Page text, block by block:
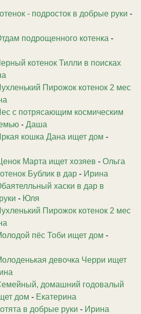
- подросток в добрые руки -
подрощенного котенка -
котенок Тилли в поисках
Пирожок котенок 2 мес
с потрясающим космическим
- Даша
кошка Дана ищет дом -
Марта ищет хозяев - Ольга
Бублик в дар - Ирина
хаски в дар в
- Юля
Пирожок котенок 2 мес
пёс Тоби ищет дом -
девочка Черри ищет
домашний годовалый
дом - Екатерина
в добрые руки - Ирина